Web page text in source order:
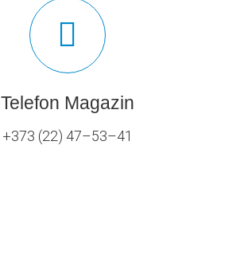
Telefon Magazin
+373 (22) 47–53–41